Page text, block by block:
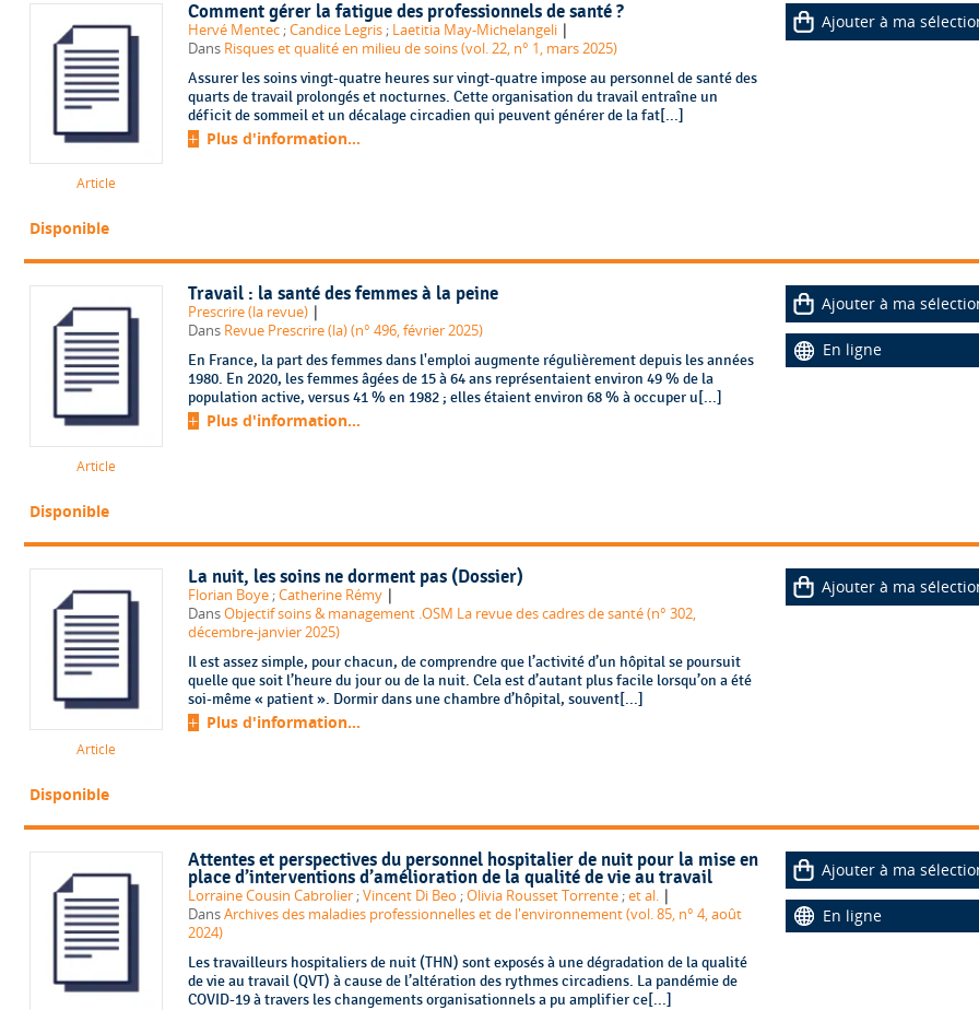
Article
Comment gérer la fatigue des professionnels de santé ?
Hervé Mentec ;Candice Legris ; Laetitia May-Michelangeli |
Dans Risques et qualité en milieu de soins (vol. 22, n° 1, mars 2025)
Assurer les soins vingt-quatre heures sur vingt-quatre impose au personnel de santé des
quarts de travail prolongés et nocturnes. Cette organisation du travail entraîne un
déficit de sommeil et un décalage circadien qui peuvent générer de la fat[...]
Plus d'information...
Ajouter à ma
Disponible
Article
Travail : la santé des femmes à la peine
Prescrire (la revue) |
Dans Revue Prescrire (la) (n° 496, février 2025)
En France, la part des femmes dans l'emploi augmente régulièrement depuis les années
1980. En 2020, les femmes âgées de 15 à 64 ans représentaient environ 49 % de la
population active, versus 41 % en 1982 ; elles étaient environ 68 % à occuper u[...]
Plus d'information...
Ajouter à ma
En ligne
Disponible
Article
La nuit, les soins ne dorment pas (Dossier)
Florian Boye ;Catherine Rémy |
DansObjectif soins & management .OSM La revue des cadres de santé (n° 302,
décembre-janvier 2025)
Il est assez simple, pour chacun, de comprendre que l’activité d’un hôpital se poursuit
quelle que soit l’heure du jour ou de la nuit. Cela est d’autant plus facile lorsqu’on a été
soi-même « patient ». Dormir dans une chambre d’hôpital, souvent[...]
Plus d'information...
Ajouter à ma
Disponible
Attentes et perspectives du personnel hospitalier de nuit pour la mise en
place d’interventions d’amélioration de la qualité de vie au travail
Lorraine Cousin Cabrolier ;Vincent Di Beo ;Olivia Rousset Torrente ;et al. |
DansArchives des maladies professionnelles et de l'environnement (vol. 85, n° 4, août
2024)
Les travailleurs hospitaliers de nuit (THN) sont exposés à une dégradation de la qualité
de vie au travail (QVT) à cause de l’altération des rythmes circadiens. La pandémie de
COVID-19 à travers les changements organisationnels a pu amplifier ce[...]
Ajouter à ma
En ligne